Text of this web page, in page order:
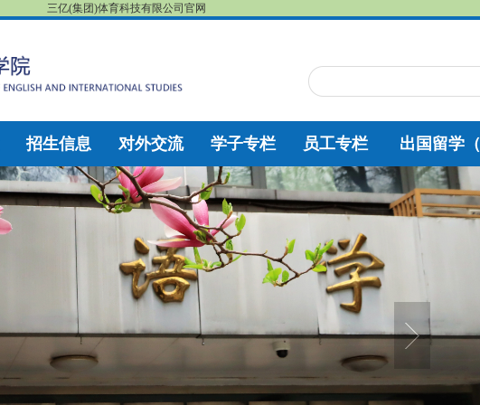
三亿(集团)体育科技有限公司官网
招生信息 对外交流 学子专栏 员工专栏 出国留学